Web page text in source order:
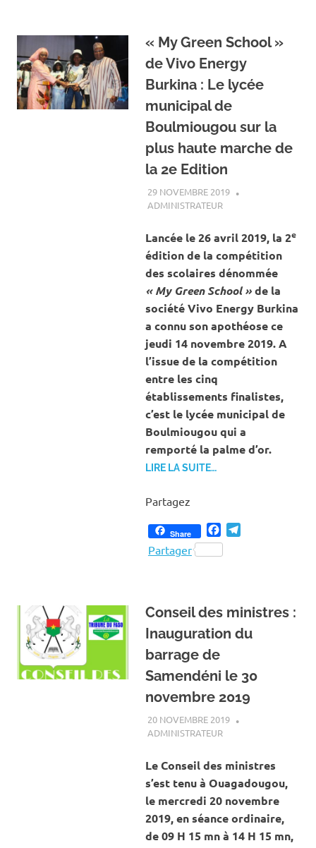
« My Green School »
de Vivo Energy
Burkina : Le lycée
municipal de
Boulmiougou sur la
plus haute marche de
la 2e Edition
29 NOVEMBRE 2019
ADMINISTRATEURACTUALITÉ
Lancée le 26 avril 2019, la 2e
édition de la compétition
des scolaires dénommée
« My Green School »de la
société Vivo Energy Burkina
a connu son apothéose ce
jeudi 14 novembre 2019. A
l’issue de la compétition
entre les cinq
établissements finalistes,
c’est le lycée municipal de
Boulmiougou qui a
remporté la palme d’or.
LIRE LA SUITE…
Partagez
Share Facebook
Partager
Conseil des ministres :
Inauguration du
barrage de
Samendéni le 30
novembre 2019
20 NOVEMBRE 2019
ADMINISTRATEURCONSEIL DES
Le Conseil des ministres
s’est tenu à Ouagadougou,
le mercredi 20 novembre
2019, en séance ordinaire,
de 09 H 15 mn à 14 H 15 mn,